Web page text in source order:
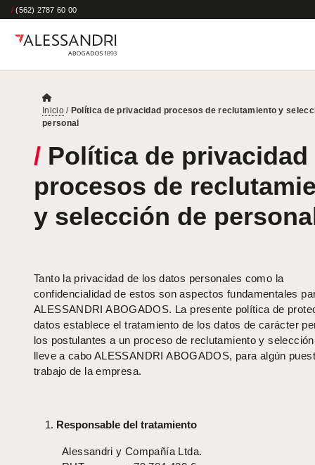
/ (562) 2787 60 00
Inicio/ Política de privacidad procesos de reclutamiento y
personal
/ Política de privacidad
procesos de
y selección de
Tanto la privacidad de los datos personales como la
confidencialidad de estos son aspectos fundamentales
ALESSANDRI ABOGADOS. La presente política de
datos establece el tratamiento de los datos de carácter
los postulantes a un proceso de reclutamiento y
lleve a cabo ALESSANDRI ABOGADOS, para algún
trabajo de la empresa.
Responsable del tratamiento
Alessandri y Compañía Ltda.